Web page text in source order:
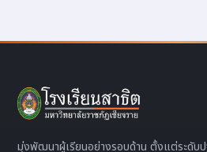
มุ่งพัฒนาผู้เรียนอย่างรอบด้าน ตั้งแต่ระดับ